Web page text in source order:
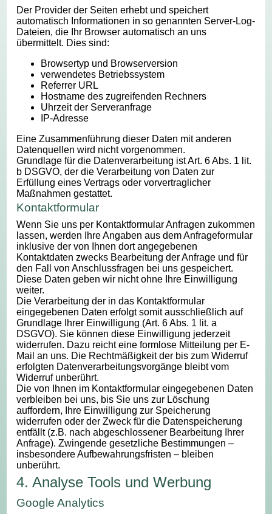
Der Provider der Seiten erhebt und speichert
automatisch Informationen in so genannten Server-Log-
Dateien, die Ihr Browser automatisch an uns
übermittelt. Dies sind:
Browsertyp und Browserversion
verwendetes Betriebssystem
Referrer URL
Hostname des zugreifenden Rechners
Uhrzeit der Serveranfrage
IP-Adresse
Eine Zusammenführung dieser Daten mit anderen
Datenquellen wird nicht vorgenommen.
Grundlage für die Datenverarbeitung ist Art. 6 Abs. 1 lit.
b DSGVO, der die Verarbeitung von Daten zur
Erfüllung eines Vertrags oder vorvertraglicher
Maßnahmen gestattet.
Kontaktformular
Wenn Sie uns per Kontaktformular Anfragen zukommen
lassen, werden Ihre Angaben aus dem Anfrageformular
inklusive der von Ihnen dort angegebenen
Kontaktdaten zwecks Bearbeitung der Anfrage und für
den Fall von Anschlussfragen bei uns gespeichert.
Diese Daten geben wir nicht ohne Ihre Einwilligung
weiter.
Die Verarbeitung der in das Kontaktformular
eingegebenen Daten erfolgt somit ausschließlich auf
Grundlage Ihrer Einwilligung (Art. 6 Abs. 1 lit. a
DSGVO). Sie können diese Einwilligung jederzeit
widerrufen. Dazu reicht eine formlose Mitteilung per E-
Mail an uns. Die Rechtmäßigkeit der bis zum Widerruf
erfolgten Datenverarbeitungsvorgänge bleibt vom
Widerruf unberührt.
Die von Ihnen im Kontaktformular eingegebenen Daten
verbleiben bei uns, bis Sie uns zur Löschung
auffordern, Ihre Einwilligung zur Speicherung
widerrufen oder der Zweck für die Datenspeicherung
entfällt (z.B. nach abgeschlossener Bearbeitung Ihrer
Anfrage). Zwingende gesetzliche Bestimmungen –
insbesondere Aufbewahrungsfristen – bleiben
unberührt.
4. Analyse Tools und Werbung
Google Analytics